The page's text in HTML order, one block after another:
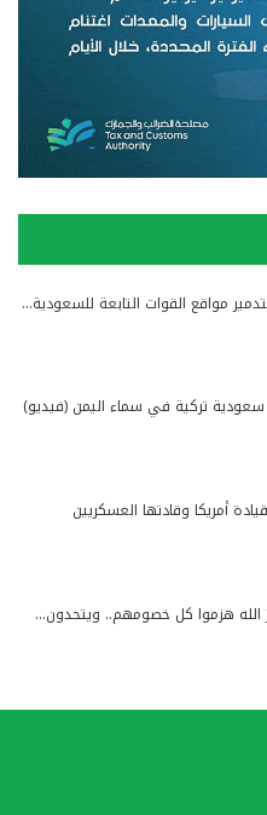
مواقع القوات التابعة للسعودية…
تركية في سماء اليمن (فيديو)
أمريكا وقادتها العسكريين
الله هزموا كل خصومهم.. ويتحدون…